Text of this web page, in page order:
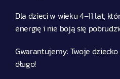
Dla dzieci w wieku 4–11 lat,
energię i nie boją się
Gwarantujemy: Twoje
długo!